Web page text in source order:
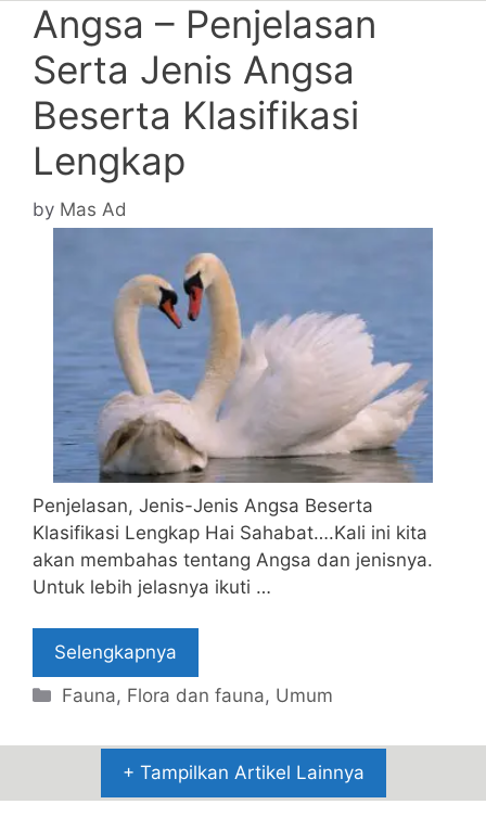
Angsa – Penjelasan
Serta Jenis Angsa
Beserta Klasifikasi
Lengkap
by Mas Ad
Penjelasan, Jenis-Jenis Angsa Beserta
Klasifikasi Lengkap Hai Sahabat….Kali ini kita
akan membahas tentang Angsa dan jenisnya.
Untuk lebih jelasnya ikuti …
Selengkapnya
Categories
Fauna, Flora dan fauna, Umum
+ Tampilkan Artikel Lainnya